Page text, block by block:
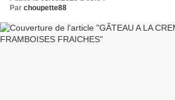
Par choupette88